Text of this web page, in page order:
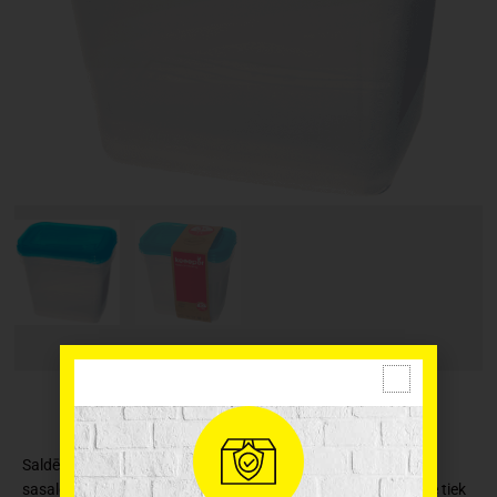
Saldēšanas trauki ar vākiem. Piemēroti gan produktu
sasaldēšanai, gan uzglabāšanai. Transportējot produktus tie tiek